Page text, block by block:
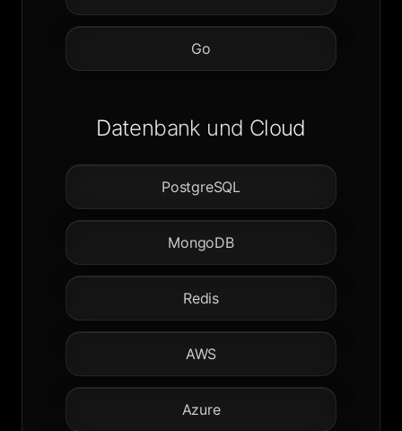
Go
Datenbank und Cloud
PostgreSQL
MongoDB
Redis
AWS
Azure